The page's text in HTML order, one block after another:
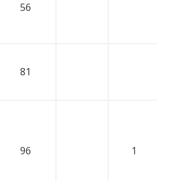
56
81
96 1